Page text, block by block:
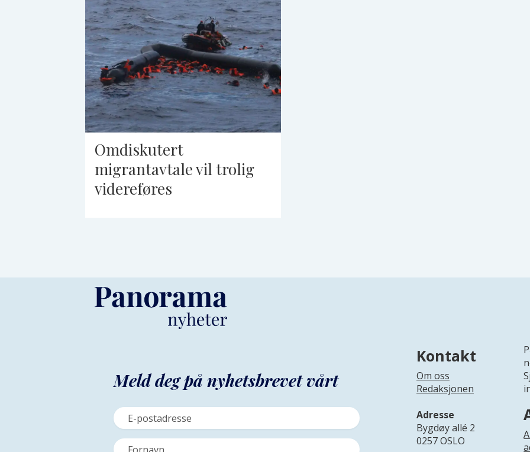
Omdiskutert
migrantavtale vil trolig
videreføres
Meld deg på nyhetsbrevet vårt
Kontakt
Om oss
Redaksjonen
Adresse
Bygdøy allé 2
0257 OSLO